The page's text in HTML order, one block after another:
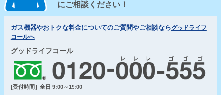
にご相談ください！
ガス機器やおトクな料金についてのご質問やご相談ならグッドライフ
コールへ
グッドライフコール
[受付時間］全日 9:00～19:00